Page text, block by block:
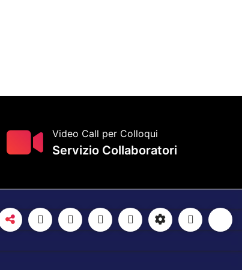
Video Call per Colloqui
Servizio Collaboratori